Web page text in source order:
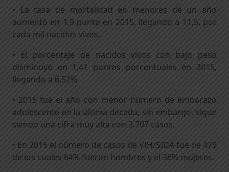
• La tasa de mortalidad en menores de un año
aumentó en 1,9 punto en 2015, llegando a 11,5, por
cada mil nacidos vivos.
• El porcentaje de nacidos vivos con bajo peso
disminuyó en 1,41 puntos porcentuales en 2015,
llegando a 6,52%.
• 2015 fue el año con menor número de embarazo
adolescente en la última década, sin embargo, sigue
siendo una cifra muy alta con 3.707 casos.
• En 2015 el número de casos de VIH/SIDA fue de 479
de los cuales 64% fueron hombres y el 36% mujeres.